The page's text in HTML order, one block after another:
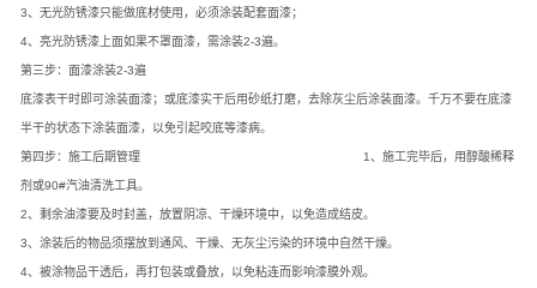
3、无光防锈漆只能做底材使用，必须涂装配套面漆；
4、亮光防锈漆上面如果不罩面漆，需涂装2-3遍。
第三步：面漆涂装2-3遍
底漆表干时即可涂装面漆；或底漆实干后用砂纸打磨，去除灰尘后涂装面漆。千万不要在底漆
半干的状态下涂装面漆，以免引起咬底等漆病。
第四步：施工后期管理 1、施工完毕后，用醇酸稀释
剂或90#汽油清洗工具。
2、剩余油漆要及时封盖，放置阴凉、干燥环境中，以免造成结皮。
3、涂装后的物品须摆放到通风、干燥、无灰尘污染的环境中自然干燥。
4、被涂物品干透后，再打包装或叠放，以免粘连而影响漆膜外观。